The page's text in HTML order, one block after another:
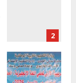
e
a
d
2